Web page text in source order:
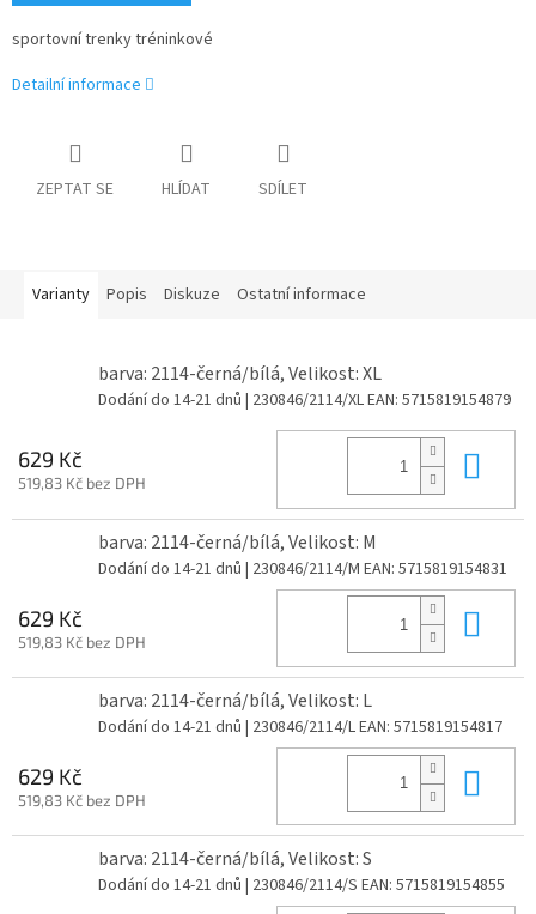
sportovní trenky tréninkové
Detailní informace
ZEPTAT SE HLÍDAT SDÍLET
Varianty Popis Diskuze Ostatní informace
barva: 2114-černá/bílá, Velikost: XL
Dodání do 14-21 dnů | 230846/2114/XLEAN: 5715819154879
629 Kč
519,83 Kč bez DPH
barva: 2114-černá/bílá, Velikost: M
Dodání do 14-21 dnů | 230846/2114/M EAN: 5715819154831
629 Kč
519,83 Kč bez DPH
barva: 2114-černá/bílá, Velikost: L
Dodání do 14-21 dnů | 230846/2114/LEAN: 5715819154817
629 Kč
519,83 Kč bez DPH
barva: 2114-černá/bílá, Velikost: S
Dodání do 14-21 dnů | 230846/2114/S EAN: 5715819154855